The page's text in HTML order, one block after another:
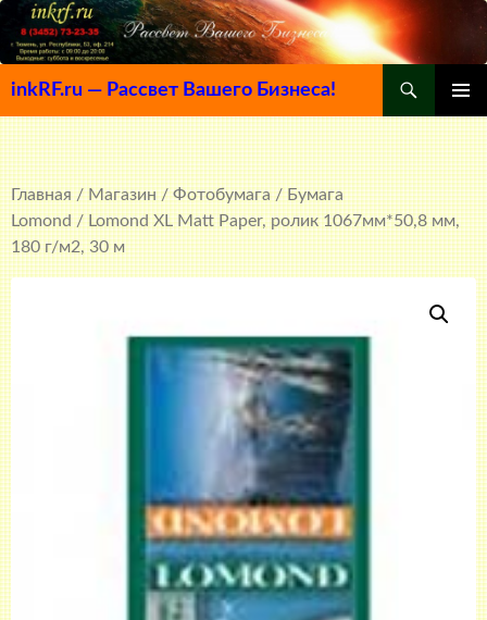
inkRF.ru — Рассвет Вашего Бизнеса!
МЕНЮ
К
СОДЕРЖИМОМУ
Главная/Магазин/Фотобумага/Бумага
Lomond/ Lomond XL Matt Paper, ролик 1067мм*50,8 мм,
180 г/м2, 30 м